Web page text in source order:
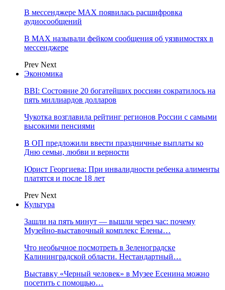
В мессенджере MAX появилась расшифровка
аудиосообщений
В МAX называли фейком сообщения об уязвимостях в
мессенджере
Prev Next
Экономика
BBI: Состояние 20 богатейших россиян сократилось на
пять миллиардов долларов
Чукотка возглавила рейтинг регионов России с самыми
высокими пенсиями
В ОП предложили ввести праздничные выплаты ко
Дню семьи, любви и верности
Юрист Георгиева: При инвалидности ребенка алименты
платятся и после 18 лет
Prev Next
Культура
Зашли на пять минут — вышли через час: почему
Музейно-выставочный комплекс Елены…
Что необычное посмотреть в Зеленоградске
Калининградской области. Нестандартный…
Выставку «Черный человек» в Музее Есенина можно
посетить с помощью…